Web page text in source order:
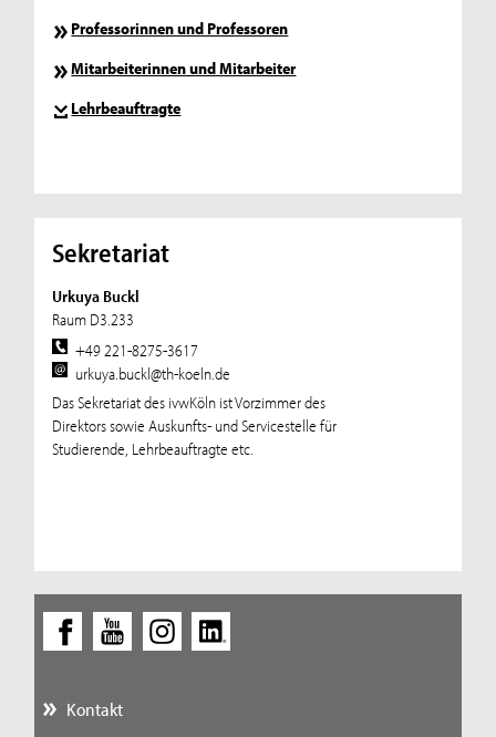
Professorinnen und Professoren
Mitarbeiterinnen und Mitarbeiter
Lehrbeauftragte
Sekretariat
Urkuya Buckl
Raum D3.233
+49 221-8275-3617
urkuya.buckl@th-koeln.de
Das Sekretariat des ivwKöln ist Vorzimmer des
Direktors sowie Auskunfts- und Servicestelle für
Studierende, Lehrbeauftragte etc.
Kontakt